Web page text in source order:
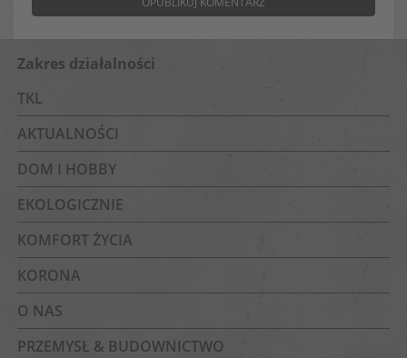
Zakres działalności
TKL
AKTUALNOŚCI
DOM I HOBBY
EKOLOGICZNIE
KOMFORT ŻYCIA
KORONA
O NAS
PRZEMYSŁ & BUDOWNICTWO